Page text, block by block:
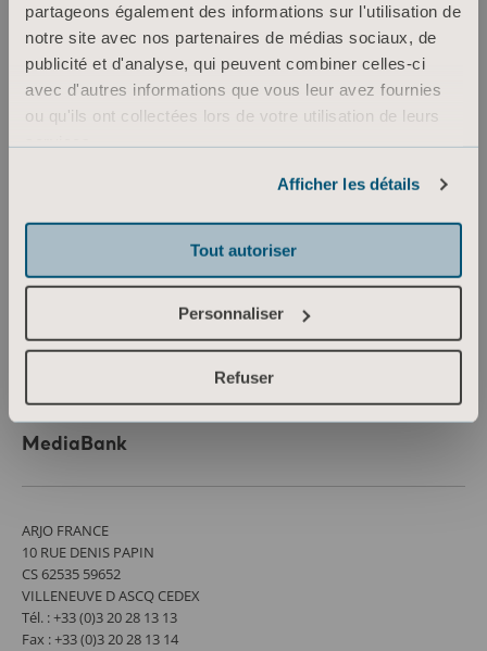
partageons également des informations sur l'utilisation de
notre site avec nos partenaires de médias sociaux, de
publicité et d'analyse, qui peuvent combiner celles-ci
avec d'autres informations que vous leur avez fournies
ou qu'ils ont collectées lors de votre utilisation de leurs
Afficher les détails
Tout autoriser
Personnaliser
Refuser
About us
Produits
Investisseurs
Architectes et prescripteurs
MediaBank
ARJO FRANCE
10 RUE DENIS PAPIN
CS 62535 59652
VILLENEUVE D ASCQ CEDEX
Tél. : +33 (0)3 20 28 13 13
Fax : +33 (0)3 20 28 13 14